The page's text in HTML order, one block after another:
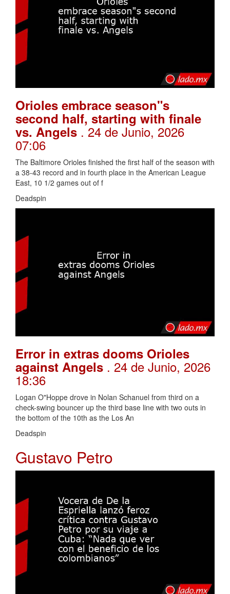
Orioles embrace season"s
second half, starting with finale
vs. Angels . 24 de Junio, 2026
07:06
The Baltimore Orioles finished the first half of the season with
a 38-43 record and in fourth place in the American League
East, 10 1/2 games out of f
Deadspin
Error in extras dooms Orioles
against Angels . 24 de Junio, 2026
18:36
Logan O"Hoppe drove in Nolan Schanuel from third on a
check-swing bouncer up the third base line with two outs in
the bottom of the 10th as the Los An
Deadspin
Gustavo Petro